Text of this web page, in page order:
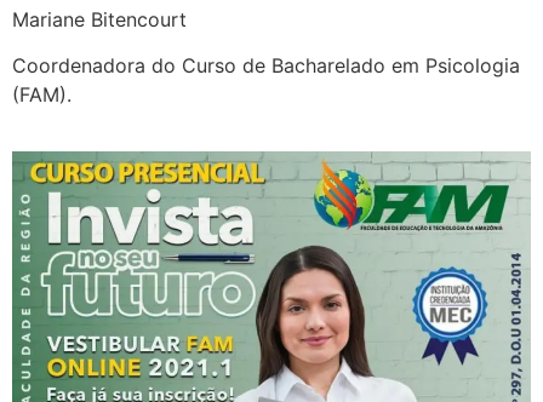
Mariane Bitencourt
Coordenadora do Curso de Bacharelado em Psicologia
(FAM).